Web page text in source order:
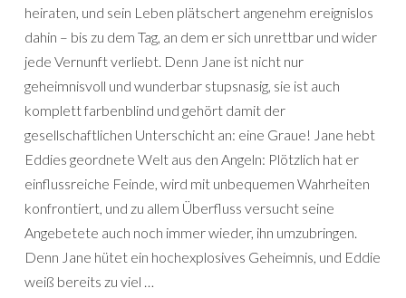
heiraten, und sein Leben plätschert angenehm ereignislos
dahin – bis zu dem Tag, an dem er sich unrettbar und wider
jede Vernunft verliebt. Denn Jane ist nicht nur
geheimnisvoll und wunderbar stupsnasig, sie ist auch
komplett farbenblind und gehört damit der
gesellschaftlichen Unterschicht an: eine Graue! Jane hebt
Eddies geordnete Welt aus den Angeln: Plötzlich hat er
einflussreiche Feinde, wird mit unbequemen Wahrheiten
konfrontiert, und zu allem Überfluss versucht seine
Angebetete auch noch immer wieder, ihn umzubringen.
Denn Jane hütet ein hochexplosives Geheimnis, und Eddie
weiß bereits zu viel …